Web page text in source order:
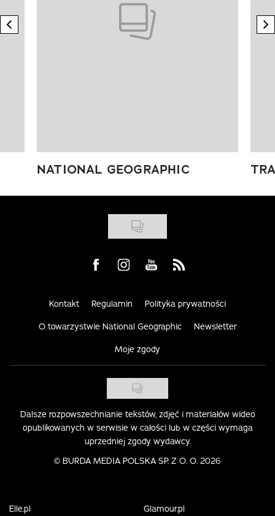
previous element
NATIONAL GEOGRAPHIC
Visit us on Facebook
Visit us on Instagram
Visit us on Youtube
Visit us on Rss
Kontakt Regulamin Polityka prywatności
O towarzystwie National Geographic Newsletter
Moje zgody
Dalsze rozpowszechnianie tekstów, zdjęć i materiałów wideo
opublikowanych w serwisie w całości lub w części wymaga
uprzedniej zgody wydawcy.
© BURDA MEDIA POLSKA SP. Z O. O. 2026
Elle.pl
Glamour.pl